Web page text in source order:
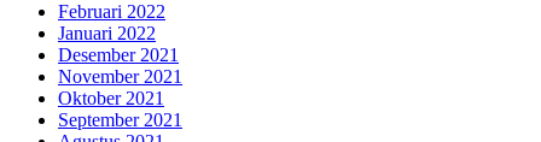
Februari 2022
Januari 2022
Desember 2021
November 2021
Oktober 2021
September 2021